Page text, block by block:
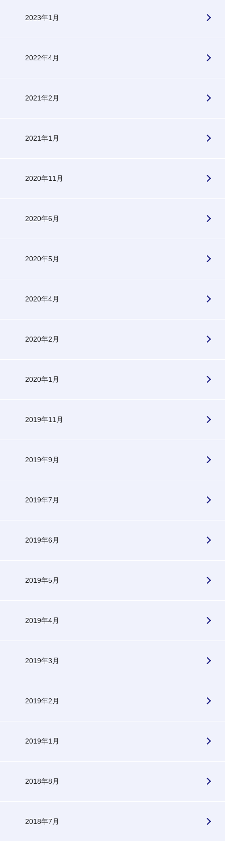
2023年1月
2022年4月
2021年2月
2021年1月
2020年11月
2020年6月
2020年5月
2020年4月
2020年2月
2020年1月
2019年11月
2019年9月
2019年7月
2019年6月
2019年5月
2019年4月
2019年3月
2019年2月
2019年1月
2018年8月
2018年7月